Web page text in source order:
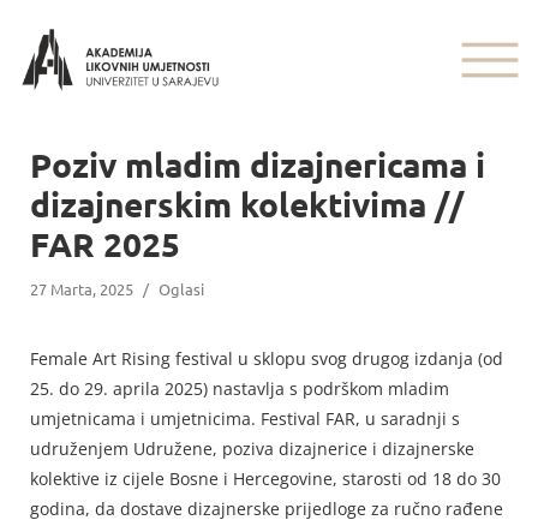
Poziv mladim dizajnericama i
dizajnerskim kolektivima //
FAR 2025
27 Marta, 2025 / Oglasi
Female Art Rising festival u sklopu svog drugog izdanja (od
25. do 29. aprila 2025) nastavlja s podrškom mladim
umjetnicama i umjetnicima. Festival FAR, u saradnji s
udruženjem Udružene, poziva dizajnerice i dizajnerske
kolektive iz cijele Bosne i Hercegovine, starosti od 18 do 30
godina, da dostave dizajnerske prijedloge za ručno rađene